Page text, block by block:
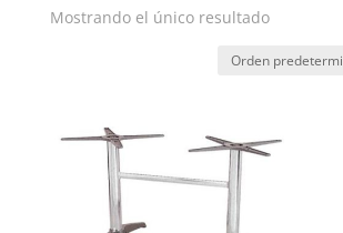
Mostrando el único resultado